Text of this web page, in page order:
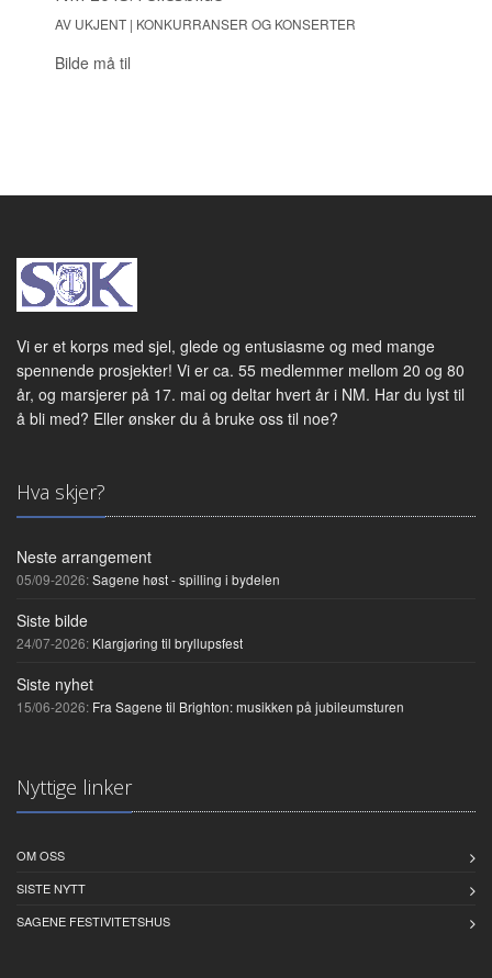
AV UKJENT | KONKURRANSER OG KONSERTER
Bilde må til
Vi er et korps med sjel, glede og entusiasme og med mange
spennende prosjekter! Vi er ca. 55 medlemmer mellom 20 og 80
år, og marsjerer på 17. mai og deltar hvert år i NM. Har du lyst til
å bli med? Eller ønsker du å bruke oss til noe?
Hva skjer?
Neste arrangement
05/09-2026:Sagene høst - spilling i bydelen
Siste bilde
24/07-2026: Klargjøring til bryllupsfest
Siste nyhet
15/06-2026: Fra Sagene til Brighton: musikken på jubileumsturen
Nyttige linker
OM OSS
SISTE NYTT
SAGENE FESTIVITETSHUS